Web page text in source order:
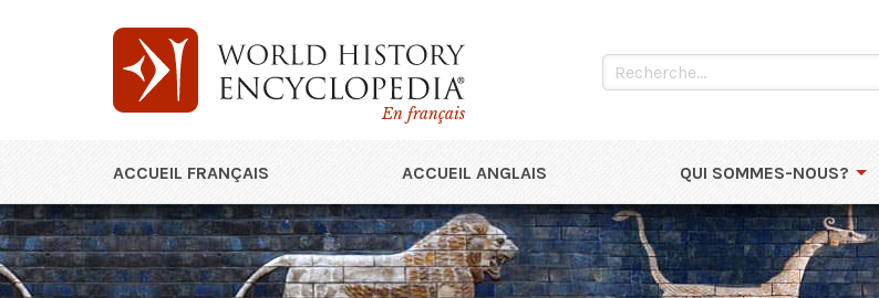
En français
ACCUEIL FRANÇAIS ACCUEIL ANGLAIS QUI SOMMES-NOUS?